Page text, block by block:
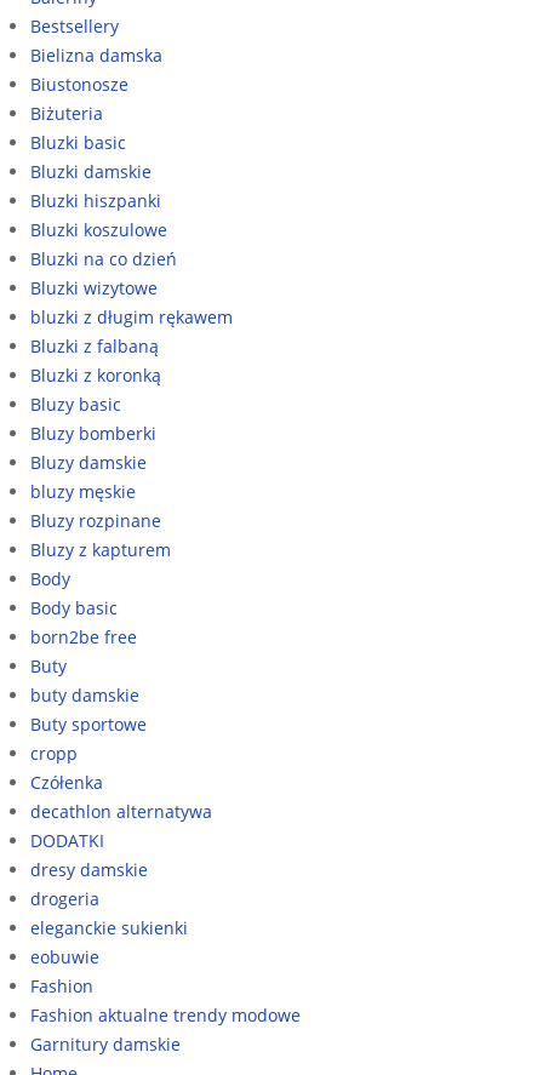
Bestsellery
Bielizna damska
Biustonosze
Biżuteria
Bluzki basic
Bluzki damskie
Bluzki hiszpanki
Bluzki koszulowe
Bluzki na co dzień
Bluzki wizytowe
bluzki z długim rękawem
Bluzki z falbaną
Bluzki z koronką
Bluzy basic
Bluzy bomberki
Bluzy damskie
bluzy męskie
Bluzy rozpinane
Bluzy z kapturem
Body
Body basic
born2be free
Buty
buty damskie
Buty sportowe
cropp
Czółenka
decathlon alternatywa
DODATKI
dresy damskie
drogeria
eleganckie sukienki
eobuwie
Fashion
Fashion aktualne trendy modowe
Garnitury damskie